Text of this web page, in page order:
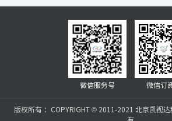
微信服务号 微信订
版权所有 ：COPYRIGHT © 2011-2021 北京凯视